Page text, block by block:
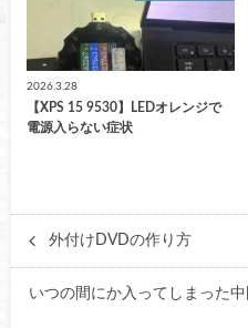
2026.3.28
【XPS 15 9530】LEDオレンジで
電源入らない症状
外付けDVDの作り方
いつの間にか入ってしまった